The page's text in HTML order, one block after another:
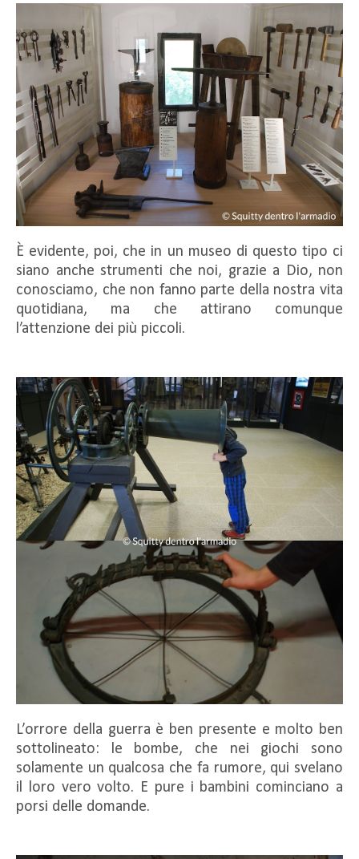
È evidente, poi, che in un museo di questo tipo ci
siano anche strumenti che noi, grazie a Dio, non
conosciamo, che non fanno parte della nostra vita
quotidiana, ma che attirano comunque
l’attenzione dei più piccoli.
L’orrore della guerra è ben presente e molto ben
sottolineato: le bombe, che nei giochi sono
solamente un qualcosa che fa rumore, qui svelano
il loro vero volto. E pure i bambini cominciano a
porsi delle domande.